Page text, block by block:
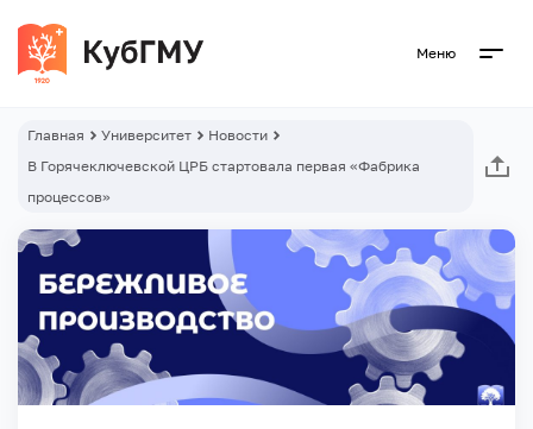
Меню
Главная Университет
Новости
В Горячеключевской ЦРБ стартовала первая «Фабрика
процессов»